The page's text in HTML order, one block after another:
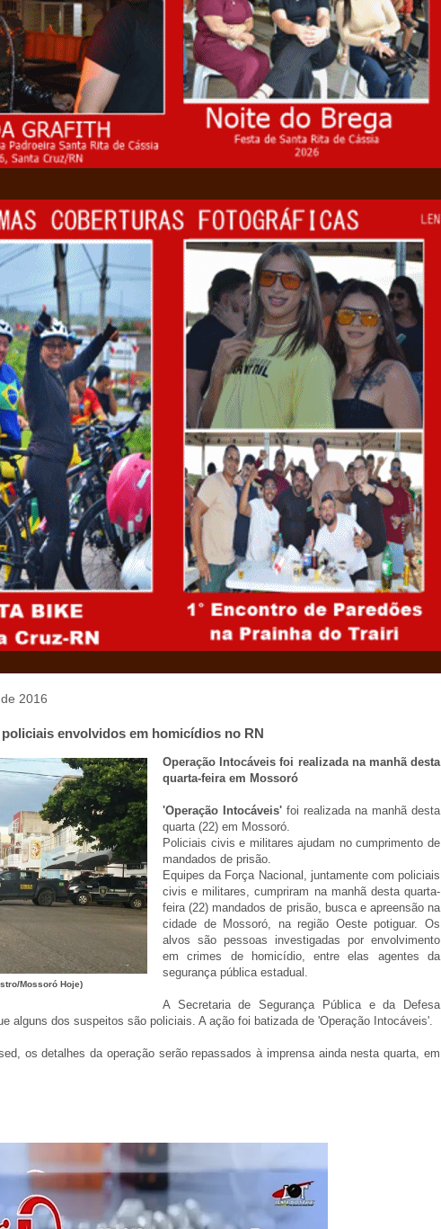
2016
envolvidos em homicídios no RN
Mossoró Hoje)
Operação Intocáveis foi realizada na manhã desta
quarta-feira em Mossoró
'Operação Intocáveis' foi realizada na manhã desta
quarta (22) em Mossoró.
Policiais civis e militares ajudam no cumprimento de
mandados de prisão.
Equipes da Força Nacional, juntamente com policiais
civis e militares, cumpriram na manhã desta quarta-
feira (22) mandados de prisão, busca e apreensão na
cidade de Mossoró, na região Oeste potiguar. Os
alvos são pessoas investigadas por envolvimento
em crimes de homicídio, entre elas agentes da
segurança pública estadual.
A Secretaria de Segurança Pública e da Defesa
alguns dos suspeitos são policiais. A ação foi batizada de 'Operação Intocáveis'.
os detalhes da operação serão repassados à imprensa ainda nesta quarta, em